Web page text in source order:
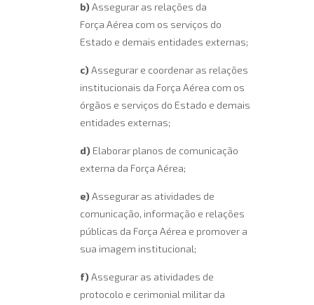
b)Assegurar as relações da
Força Aérea com os serviços do
Estado e demais entidades externas;
c)Assegurar e coordenar as relações
institucionais da Força Aérea com os
órgãos e serviços do Estado e demais
entidades externas;
d) Elaborar planos de comunicação
externa da Força Aérea;
e)Assegurar as atividades de
comunicação, informação e relações
públicas da Força Aérea e promover a
sua imagem institucional;
f)Assegurar as atividades de
protocolo e cerimonial militar da